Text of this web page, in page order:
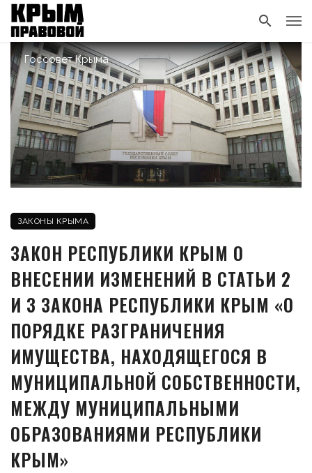
Госсовет Крыма
ЗАКОНЫ КРЫМА
ЗАКОН РЕСПУБЛИКИ КРЫМ О
ВНЕСЕНИИ ИЗМЕНЕНИЙ В СТАТЬИ 2
И 3 ЗАКОНА РЕСПУБЛИКИ КРЫМ «О
ПОРЯДКЕ РАЗГРАНИЧЕНИЯ
ИМУЩЕСТВА, НАХОДЯЩЕГОСЯ В
МУНИЦИПАЛЬНОЙ СОБСТВЕННОСТИ,
МЕЖДУ МУНИЦИПАЛЬНЫМИ
ОБРАЗОВАНИЯМИ РЕСПУБЛИКИ
КРЫМ»